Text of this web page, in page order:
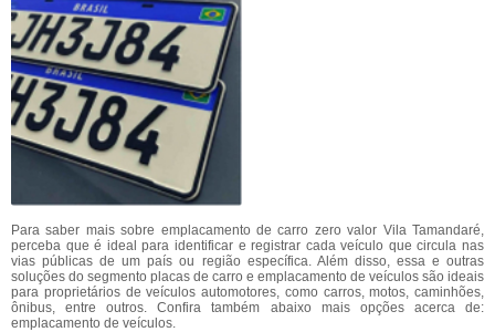
Para saber mais sobre emplacamento de carro zero valor Vila Tamandaré,
perceba que é ideal para identificar e registrar cada veículo que circula nas
vias públicas de um país ou região específica. Além disso, essa e outras
soluções do segmento placas de carro e emplacamento de veículos são ideais
para proprietários de veículos automotores, como carros, motos, caminhões,
ônibus, entre outros. Confira também abaixo mais opções acerca de:
emplacamento de veículos.